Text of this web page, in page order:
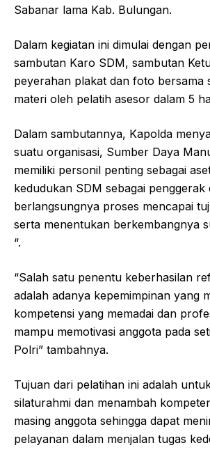
Sabanar lama Kab. Bulungan.
Dalam kegiatan ini dimulai dengan
sambutan Karo SDM, sambutan
peyerahan plakat dan foto bersama
materi oleh pelatih asesor dalam 5
Dalam sambutannya, Kapolda
suatu organisasi, Sumber Daya
memiliki personil penting sebagai
kedudukan SDM sebagai
berlangsungnya proses mencapai
serta menentukan berkembangnya
“.
“Salah satu penentu keberhasilan
adalah adanya kepemimpinan yang
kompetensi yang memadai dan
mampu memotivasi anggota pada
Polri” tambahnya.
Tujuan dari pelatihan ini adalah
silaturahmi dan menambah
masing anggota sehingga dapat
pelayanan dalam menjalan tugas